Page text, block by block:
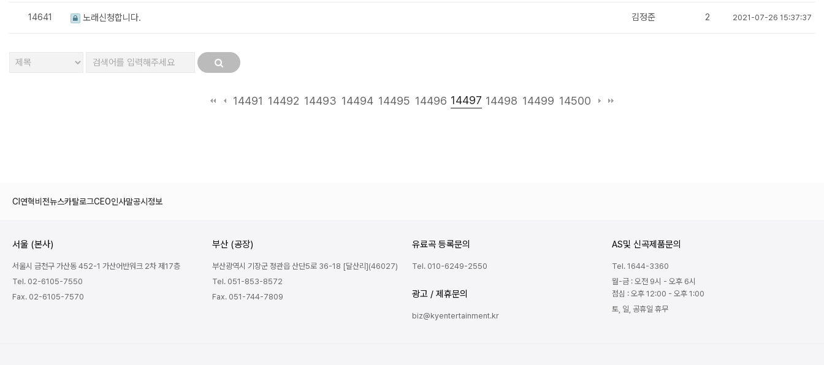
14641 노래신청합니다. 김정준 2 2021-07-26 15:37:37
14491 14492 14493 14494 14495 14496 14497 14498 14499 14500
다음맨끝
CI 연혁비전뉴스카탈로그CEO인사말공시정보
서울 (본사)
서울시 금천구 가산동 452-1 가산어반워크 2차 제17층
Tel. 02-6105-7550
Fax. 02-6105-7570
부산 (공장)
부산광역시 기장군 정관읍 산단5로 36-18 [달산리](46027)
Tel. 051-853-8572
Fax. 051-744-7809
유료곡 등록문의
Tel. 010-6249-2550
광고 / 제휴문의
biz@kyentertainment.kr
AS및 신곡제품문의
Tel. 1644-3360
월-금 : 오전 9시 - 오후 6시
점심 : 오후 12:00 - 오후 1:00
토, 일, 공휴일 휴무